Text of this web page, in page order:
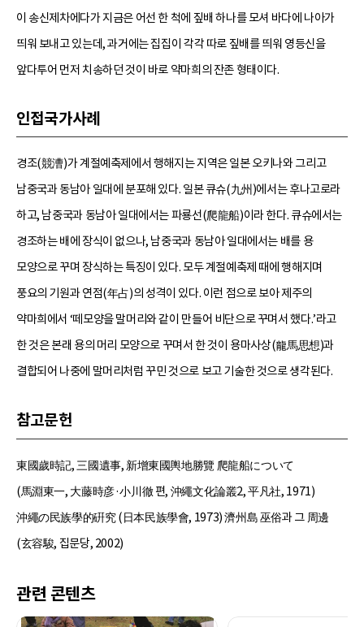
이 송신제차에다가 지금은 어선 한 척에 짚배 하나를 모셔 바다에 나아가
띄워 보내고 있는데, 과거에는 집집이 각각 따로 짚배를 띄워 영등신을
앞다투어 먼저 치송하던 것이 바로 약마희의 잔존 형태이다.
인접국가사례
경조(競漕)가 계절예축제에서 행해지는 지역은 일본 오키나와 그리고
남중국과 동남아 일대에 분포해 있다. 일본 큐슈(九州)에서는 후나고로라
하고, 남중국과 동남아 일대에서는 파룡선(爬龍船)이라 한다. 큐슈에서는
경조하는 배에 장식이 없으나, 남중국과 동남아 일대에서는 배를 용
모양으로 꾸며 장식하는 특징이 있다. 모두 계절예축제 때에 행해지며
풍요의 기원과 연점(年占)의 성격이 있다. 이런 점으로 보아 제주의
약마희에서 ‘떼모양을 말머리와 같이 만들어 비단으로 꾸며서 했다.’라고
한 것은 본래 용의 머리 모양으로 꾸며서 한 것이 용마사상(龍馬思想)과
결합되어 나중에 말머리처럼 꾸민 것으로 보고 기술한 것으로 생각된다.
참고문헌
東國歲時記, 三國遺事, 新增東國輿地勝覽 爬龍船について
(馬淵東一, 大藤時彦·小川徹 편, 沖繩文化論叢2, 平凡社, 1971)
沖繩の民族學的硏究 (日本民族學會, 1973) 濟州島 巫俗과 그 周邊
(玄容駿, 집문당, 2002)
관련 콘텐츠